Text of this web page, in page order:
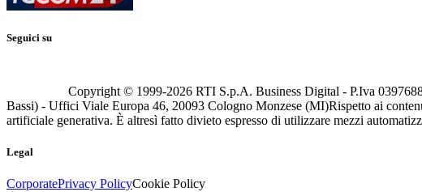
Seguici su
Copyright © 1999-2026 RTI S.p.A. Business Digital - P.Iva
Bassi) - Uffici Viale Europa 46, 20093 Cologno Monzese (MI)Rispetto ai
artificiale generativa. È altresì fatto divieto espresso di utilizzare mezzi
Legal
CorporatePrivacy PolicyCookie Policy